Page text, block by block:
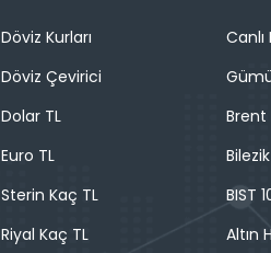
Döviz Kurları
Döviz Çevirici
Dolar TL
Euro TL
Sterin Kaç TL
Riyal Kaç TL
Canlı
Brent
BIST
Altın